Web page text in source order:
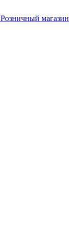
Розничный магазин